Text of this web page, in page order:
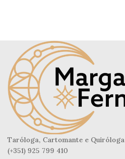
Taróloga, Cartomante e Quiróloga
(+351) 925 799 410